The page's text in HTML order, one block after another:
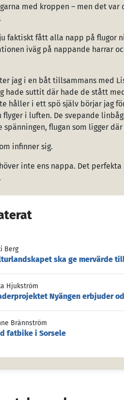
med kroppen – men det
faktiskt fått alla napp på flugor
iväg på nappande harrar
jag i en båt tillsammans med
hade suttit där hade de stått
håller i ett spö själv börjar jag
flyger i luften. De svepande
spänningen, flugan som ligger
infinner sig.
inte ens nappa. Det
Berg
ska ge mervärde
Hjukström
Nyängen erbjuder
Brännström
fatbike i Sorsele